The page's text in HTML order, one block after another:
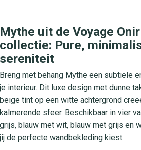
Mythe uit de Voyage
collectie: Pure,
sereniteit
Breng met behang Mythe een subtiele
je interieur. Dit luxe design met dunne
beige tint op een witte achtergrond
kalmerende sfeer. Beschikbaar in vier
grijs, blauw met wit, blauw met grijs en
jij de perfecte wandbekleding kiest.